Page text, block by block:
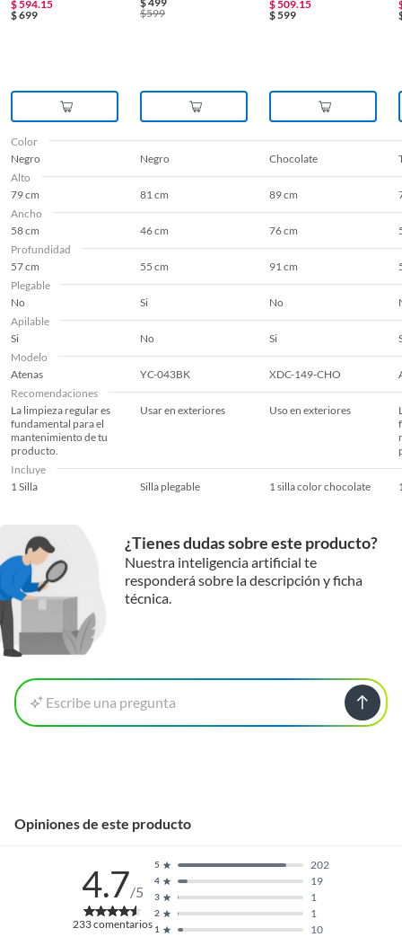
$594.15
$699
$599
$509.15
$599
Color
Negro
Negro Chocolate
Alto
79 cm
81 cm 89 cm
Ancho
58 cm
46 cm 76 cm
Profundidad
57 cm
55 cm 91 cm
Plegable
No
Si No
Apilable
Si
No Si
Modelo
Atenas
YC-043BK XDC-149-CHO
Recomendaciones
La limpieza regular es
fundamental para el
mantenimiento de tu
producto.
Usar en exteriores Uso en exteriores
Incluye
1 Silla
Silla plegable 1 silla color chocolate
¿Tienes dudas sobre este producto?
Nuestra inteligencia artificial te
responderá sobre la descripción y ficha
técnica.
Escribe una pregunta
Opiniones de este producto
4.7/5
233comentarios 1 10
2 1
3 1
4 19
5 202